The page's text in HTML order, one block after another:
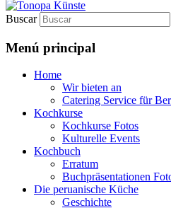
Buscar
Menú principal
Home
Wir bieten an
Catering Service für
Kochkurse
Kochkurse Fotos
Kulturelle Events
Kochbuch
Erratum
Buchpräsentationen
Die peruanische Küche
Geschichte